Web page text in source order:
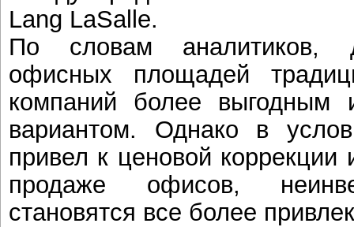
Lang LaSalle.
По словам аналитиков,
офисных площадей
компаний более выгодным
вариантом. Однако в
привел к ценовой
продаже офисов,
становятся все более